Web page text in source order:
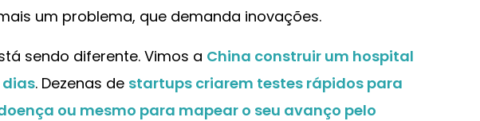
um problema, que demanda inovações.
sendo diferente. Vimos a China construir um hospital
dias. Dezenas de startups criarem testes rápidos para
ou mesmo para mapear o seu avanço pelo